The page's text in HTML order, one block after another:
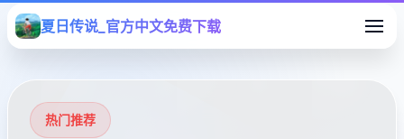
夏日传说_官方中文免费下载
热门推荐